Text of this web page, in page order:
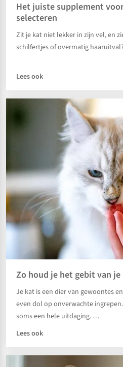
Het juiste supplement
selecteren
Zit je kat niet lekker in zijn vel, en
schilfertjes of overmatig
Lees ook
Zo houd je het gebit van je
Je kat is een dier van gewoontes
even dol op onverwachte
soms een hele uitdaging. …
Lees ook